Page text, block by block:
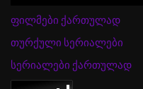
ფილმები ქართულად
თურქული სერიალები
სერიალები ქართულად